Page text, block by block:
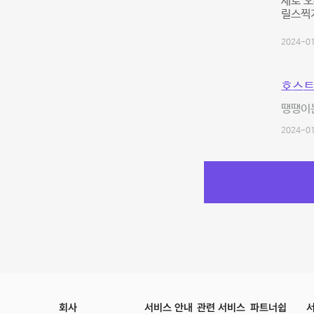
릴스
2024-
호스
땡땡
2024-
회사 서비스 안내 관련 서비스 파트너쉽